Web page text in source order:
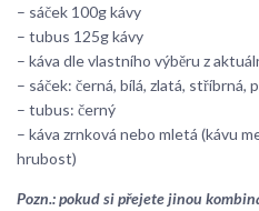
– sáček 100g kávy
– tubus 125g kávy
– káva dle vlastního výběru z
– sáček: černá, bílá, zlatá, stříbrná,
– tubus: černý
– káva zrnková nebo mletá (kávu
hrubost)
Pozn.: pokud si přejete jinou